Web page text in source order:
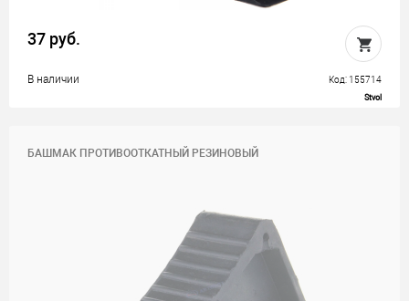
37 руб.
В наличии Код: 155714
Stvol
БАШМАК ПРОТИВООТКАТНЫЙ РЕЗИНОВЫЙ